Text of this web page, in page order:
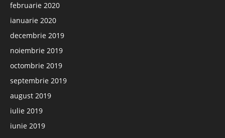
februarie 2020
ianuarie 2020
decembrie 2019
noiembrie 2019
octombrie 2019
septembrie 2019
august 2019
iulie 2019
iunie 2019